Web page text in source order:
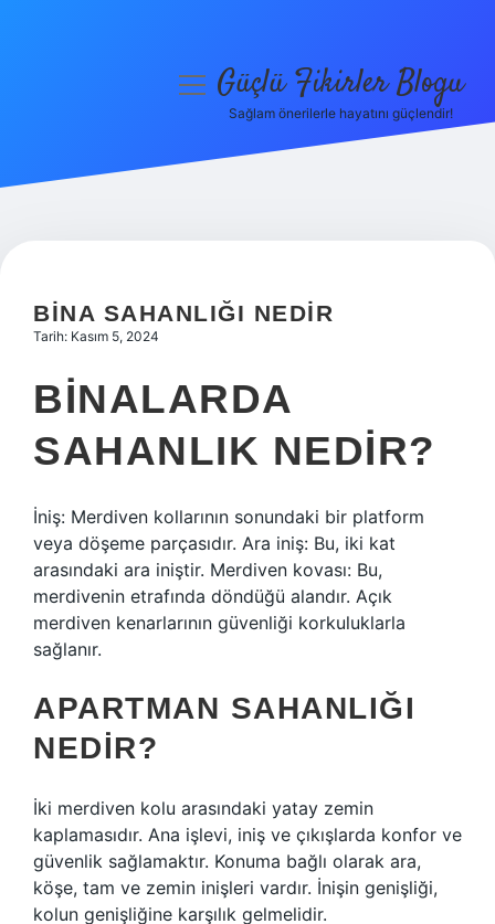
Hakkımızda
menüyüGüçlü Fikirler Blogu
Sağlam önerilerle hayatını güçlendir!
BINA SAHANLIĞI NEDIR
Tarih: Kasım 5, 2024
BINALARDA
SAHANLIK NEDIR?
İniş: Merdiven kollarının sonundaki bir platform
veya döşeme parçasıdır. Ara iniş: Bu, iki kat
arasındaki ara iniştir. Merdiven kovası: Bu,
merdivenin etrafında döndüğü alandır. Açık
merdiven kenarlarının güvenliği korkuluklarla
sağlanır.
APARTMAN SAHANLIĞI
NEDIR?
İki merdiven kolu arasındaki yatay zemin
kaplamasıdır. Ana işlevi, iniş ve çıkışlarda konfor ve
güvenlik sağlamaktır. Konuma bağlı olarak ara,
köşe, tam ve zemin inişleri vardır. İnişin genişliği,
kolun genişliğine karşılık gelmelidir.